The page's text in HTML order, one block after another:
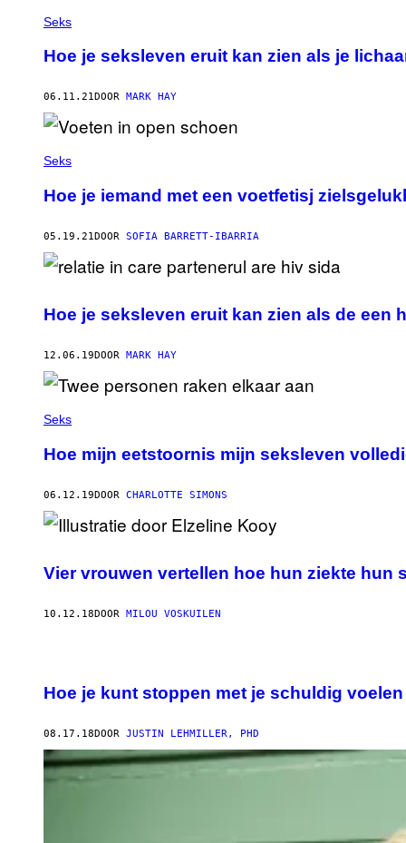
Seks
Hoe je seksleven eruit kan zien als je
06.11.21DOOR MARK HAY
Seks
Hoe je iemand met een voetfetisj
05.19.21DOOR SOFIA BARRETT-IBARRIA
Hoe je seksleven eruit kan zien als de een
12.06.19DOOR MARK HAY
Seks
Hoe mijn eetstoornis mijn seksleven
06.12.19DOOR CHARLOTTE SIMONS
Vier vrouwen vertellen hoe hun ziekte hun
10.12.18DOOR MILOU VOSKUILEN
Hoe je kunt stoppen met je schuldig
08.17.18DOOR JUSTIN LEHMILLER, PHD